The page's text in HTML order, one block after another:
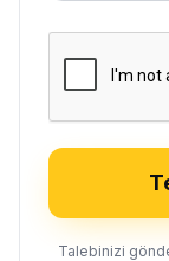
Talebinizi